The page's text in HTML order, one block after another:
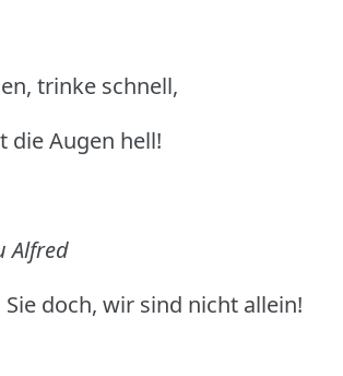
trinke schnell,
die Augen hell!
Alfred
Sie doch, wir sind nicht allein!